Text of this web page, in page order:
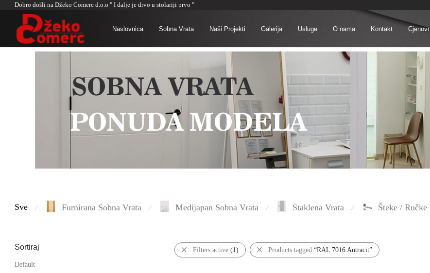
Dobro došli na Džeko Comerc d.o.o " I dalje je drvo u stolariji prvo "
Naslovnica Sobna Vrata Naši Projekti Galerija Usluge O nama Kontakt
Sve ⁄ Furnirana Sobna Vrata ⁄ Medijapan Sobna Vrata ⁄ Staklena Vrata ⁄ Šteke / Ručke
Sortiraj
Default
Filters active (1) Products tagged “RAL 7016 Antracit”